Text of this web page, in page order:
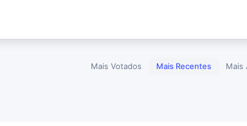
Mais Votados Mais Recentes Mais